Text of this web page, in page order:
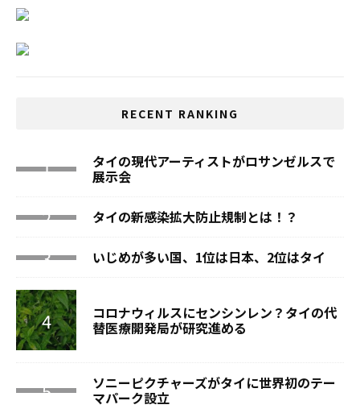
RECENT RANKING
タイの現代アーティストがロサンゼルスで
展示会
タイの新感染拡大防止規制とは！？
いじめが多い国、1位は日本、2位はタイ
コロナウィルスにセンシンレン？タイの代
替医療開発局が研究進める
ソニーピクチャーズがタイに世界初のテー
マパーク設立